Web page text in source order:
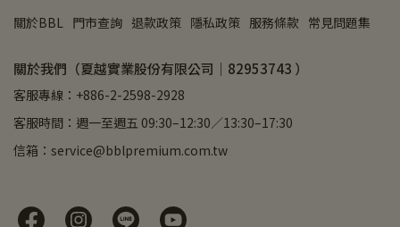
關於BBL 門市查詢 退款政策 隱私政策 服務條款 常見問題集
關於我們（夏越實業股份有限公司｜82953743 ）
客服專線：+886-2-2598-2928
客服時間：週一至週五 09:30–12:30／13:30–17:30
信箱：service@bblpremium.com.tw